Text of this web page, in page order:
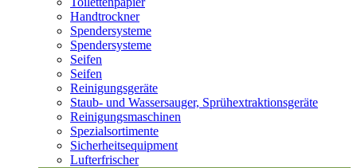
Handtrockner
Spendersysteme
Spendersysteme
Seifen
Seifen
Reinigungsgeräte
Staub- und Wassersauger, Sprühextraktionsgeräte
Reinigungsmaschinen
Spezialsortimente
Sicherheitsequipment
Lufterfrischer